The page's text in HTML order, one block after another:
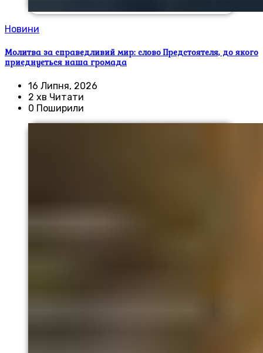
Новини
Молитва за справедливий мир: слово Предстоятеля, до якого
приєднується наша громада
16 Липня, 2026
2 хв Читати
0 Поширили